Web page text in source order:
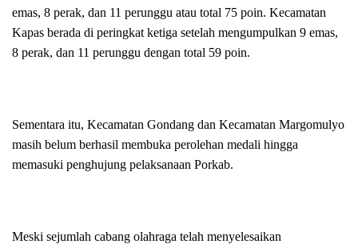
emas, 8 perak, dan 11 perunggu atau total 75 poin. Kecamatan
Kapas berada di peringkat ketiga setelah mengumpulkan 9 emas,
8 perak, dan 11 perunggu dengan total 59 poin.
Sementara itu, Kecamatan Gondang dan Kecamatan Margomulyo
masih belum berhasil membuka perolehan medali hingga
memasuki penghujung pelaksanaan Porkab.
Meski sejumlah cabang olahraga telah menyelesaikan